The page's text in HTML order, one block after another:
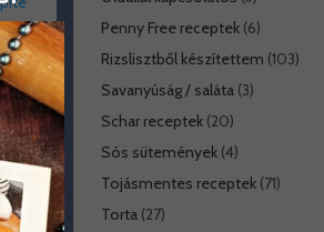
g
Penny Free receptek(6)
Rizslisztből készítettem (103)
Savanyúság / saláta(3)
Schar receptek(20)
Sós sütemények(4)
Tojásmentes receptek(71)
Torta(27)